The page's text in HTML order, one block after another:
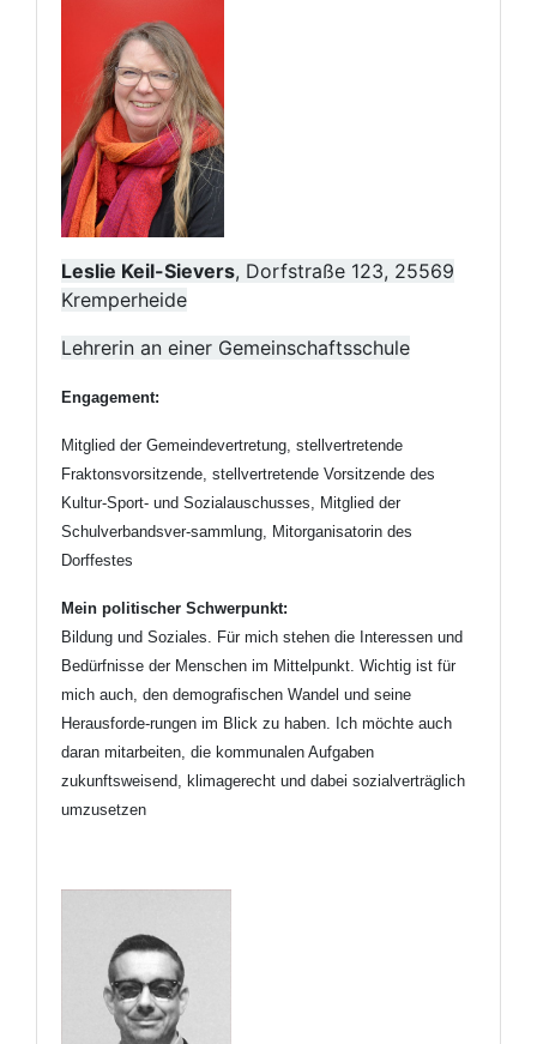
Leslie Keil-Sievers, Dorfstraße 123, 25569
Kremperheide
Lehrerin an einer Gemeinschaftsschule
Engagement:
Mitglied der Gemeindevertretung, stellvertretende
Fraktonsvorsitzende, stellvertretende Vorsitzende des
Kultur-Sport- und Sozialauschusses, Mitglied der
Schulverbandsver-sammlung, Mitorganisatorin des
Dorffestes
Mein politischer Schwerpunkt:
Bildung und Soziales. Für mich stehen die Interessen und
Bedürfnisse der Menschen im Mittelpunkt. Wichtig ist für
mich auch, den demografischen Wandel und seine
Herausforde-rungen im Blick zu haben. Ich möchte auch
daran mitarbeiten, die kommunalen Aufgaben
zukunftsweisend, klimagerecht und dabei sozialverträglich
umzusetzen